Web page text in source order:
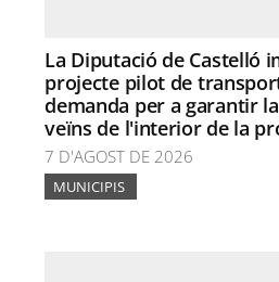
La Diputació de Castelló
projecte pilot de
demanda per a garantir
veïns de l'interior de la
7 D'AGOST DE 2026
MUNICIPIS